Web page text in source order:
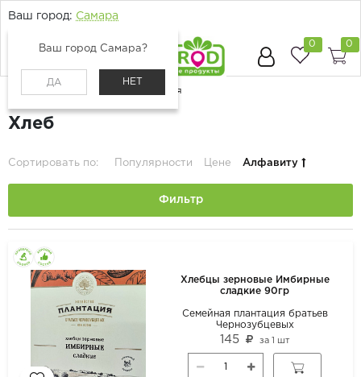
Ваш город: Самара
Ваш город Самара?
ДА НЕТ
0 0
Хлеб и кулинария
Хлеб
Сортировать по: Популярности Цене Алфавиту
Фильтр
Хлебцы зерновые Имбирные
сладкие 90гр
Семейная плантация братьев
Чернозубцевых
145 за 1 шт